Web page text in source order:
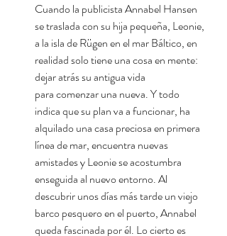
Cuando la publicista Annabel Hansen
se traslada con su hija pequeña, Leonie,
a la isla de Rügen en el mar Báltico, en
realidad solo tiene una cosa en mente:
dejar atrás su antigua vida
para comenzar una nueva. Y todo
indica que su plan va a funcionar, ha
alquilado una casa preciosa en primera
línea de mar, encuentra nuevas
amistades y Leonie se acostumbra
enseguida al nuevo entorno. Al
descubrir unos días más tarde un viejo
barco pesquero en el puerto, Annabel
queda fascinada por él. Lo cierto es